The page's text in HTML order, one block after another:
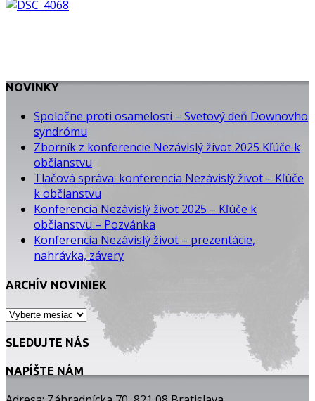
NOVINKY
Spoločne proti osamelosti – Svetový deň Downovho
syndrómu
Zborník z konferencie Nezávislý život 2025 Kľúče k
občianstvu
Tlačová správa: konferencia Nezávislý život – Kľúče
k občianstvu
Konferencia Nezávislý život 2025 – Kľúče k
občianstvu – Pozvánka
Konferencia Nezávislý život – prezentácie,
nahrávka, závery
ARCHÍV NOVINIEK
ARCHÍV
SLEDUJTE NÁS
NAPÍŠTE NÁM